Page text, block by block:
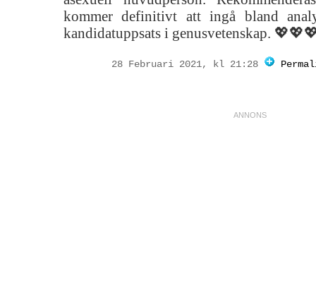
kommer definitivt att ingå bland
kandidatuppsats i genusvetenskap.
28 Februari 2021, kl 21:28